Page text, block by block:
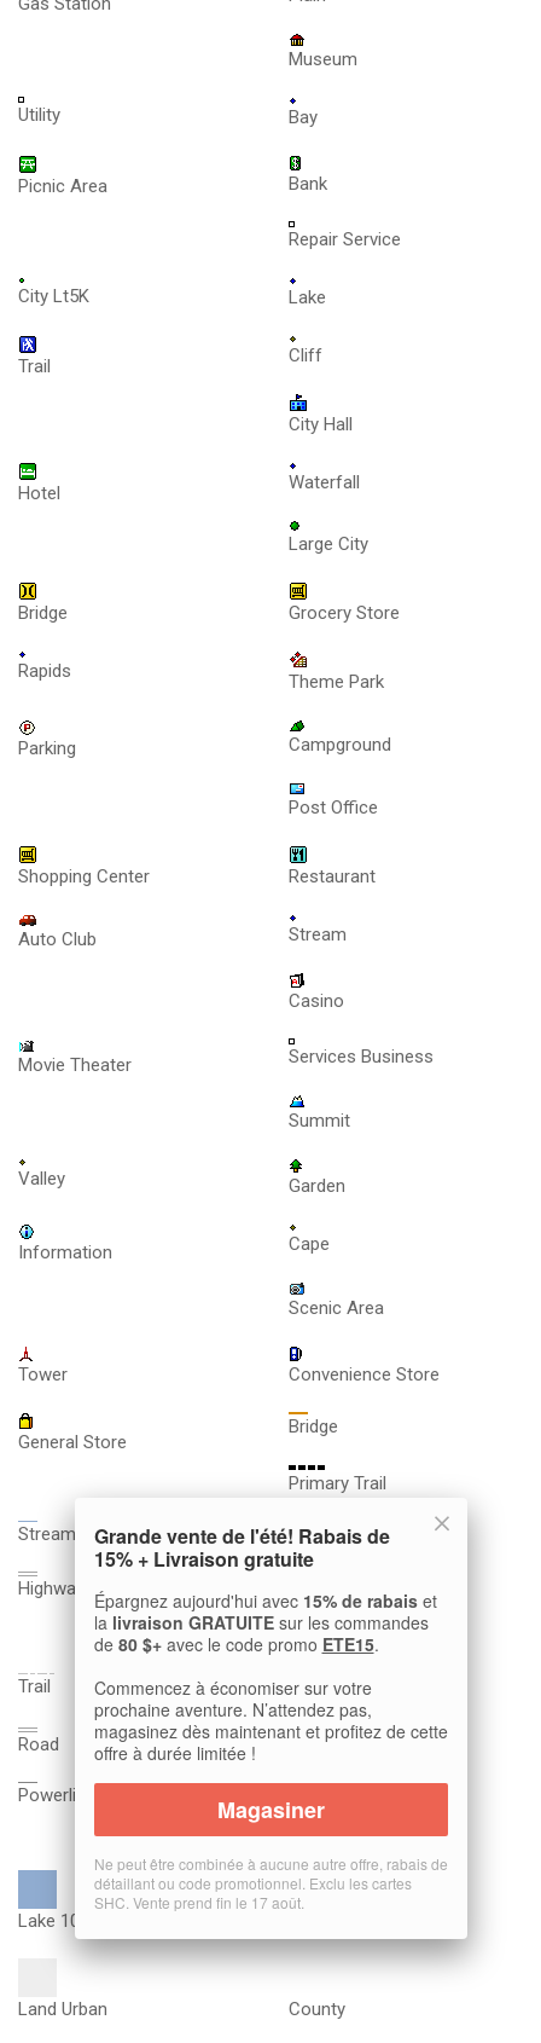
Museum
Utility Bay
Picnic Area Bank
Repair Service
City Lt5K Lake
Trail Cliff
City Hall
Hotel Waterfall
Large City
Bridge Grocery Store
Rapids Theme Park
Parking Campground
Post Office
Shopping Center Restaurant
Auto Club Stream
Casino
Movie Theater Services Business
Summit
Valley Garden
Information Cape
Scenic Area
Tower Convenience Store
General Store
Bridge
Primary Trail
Stream Trail
Highway
Marine Boundary
Trail Club Boundary
Road Road
Powerline
Bridge
Lake 100Mi
Land Urban County
Grande vente de l'été! Rabais de
15% + Livraison gratuite
Épargnez aujourd'hui avec 15% de rabaiset
la livraison GRATUITEsur les commandes
de 80 $+avec le code promo ETE15.
Commencez à économiser sur votre
prochaine aventure. N’attendez pas,
magasinez dès maintenant et profitez de cette
offre à durée limitée !
Magasiner
Ne peut être combinée à aucune autre offre, rabais de
détaillant ou code promotionnel. Exclu les cartes
SHC. Vente prend fin le 17 août.